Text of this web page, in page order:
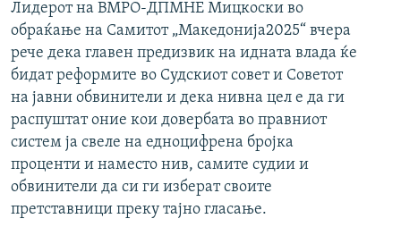
Лидерот на ВМРО-ДПМНЕ Мицкоски во
обраќање на Самитот „Македонија2025“ вчера
рече дека главен предизвик на идната влада ќе
бидат реформите во Судскиот совет и Советот
на јавни обвинители и дека нивна цел е да ги
распуштат оние кои довербата во правниот
систем ја свеле на едноцифрена бројка
проценти и наместо нив, самите судии и
обвинители да си ги изберат своите
претставници преку тајно гласање.